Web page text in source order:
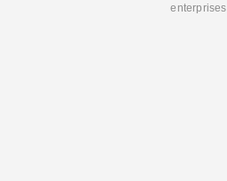
enterprises